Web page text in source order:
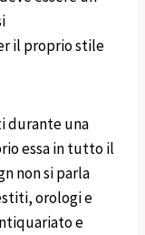
il proprio stile
durante una
essa in tutto il
non si parla
orologi e
e